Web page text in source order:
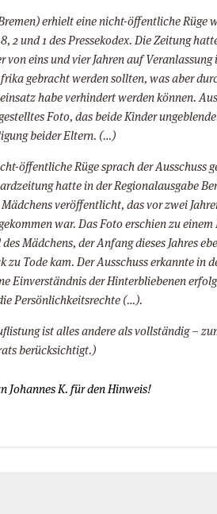
erhielt eine nicht-öffentliche Rüge
2 und 1 des Pressekodex. Die Zeitung
von eins und vier Jahren auf
gebracht werden sollten, was aber
habe verhindert werden können.
Foto, das beide Kinder
beider Eltern. (…)
öffentliche Rüge sprach der Ausschuss
hatte in der Regionalausgabe
veröffentlicht, das vor zwei
war. Das Foto erschien zu
des Mädchens, der Anfang dieses Jahres
zu Tode kam. Der Ausschuss erkannte in
Einverständnis der Hinterbliebenen
Persönlichkeitsrechte (…).
ist alles andere als vollständig –
berücksichtigt.)
Johannes K. für den Hinweis!